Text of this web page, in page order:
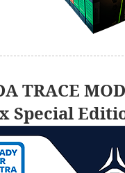
TRACE
Special